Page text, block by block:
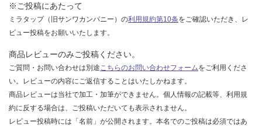
※ご投稿にあたって
ミラタップ（旧サンワカンパニー）の利用規約第10条をご確認いただき、レ
ビュー投稿をお願いいたします。
商品レビューのみご投稿ください。
ご質問・お問い合わせは別途 こちらのお問い合わせフォームをご利用くださ
い。レビューの内容にご返信することはいたしかねます。
商品レビューは当社で加工・加筆ができません。個人情報の記載等、利用規
約に反する場合は、ご投稿いただいても表示されません。
レビュー投稿時には「名前」が公開されます。本名でのご投稿は必須ではあ